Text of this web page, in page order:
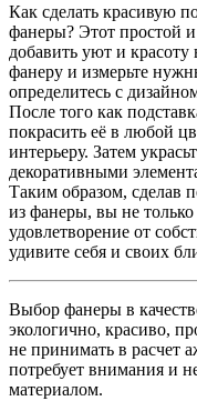
Как сделать красивую
фанеры? Этот простой
добавить уют и
фанеру и измерьте
определитесь с
После того как
покрасить её в любой
интерьеру. Затем
декоративными
Таким образом, сделав
из фанеры, вы не
удовлетворение от
удивите себя и своих
Выбор фанеры в
экологично, красиво,
не принимать в расчет
потребует внимания и
материалом.